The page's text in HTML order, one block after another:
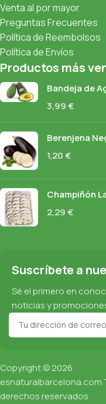
Venta al por mayor
Preguntas Frecuentes
Política de Reembolsos
Política de Envíos
Productos más
Bandeja de
3,99€
Berenjena
1,20€
Champiñón
2,29€
Suscríbete a
Sé el primero en
noticias y
Copyright © 2026
esnaturalbarcelona.com
derechos reservados